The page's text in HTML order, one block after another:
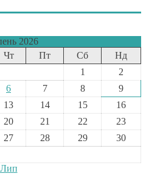
2026
Чт Пт Сб
Нд
1
2
6 7 8
9
13 14 15
16
20 21 22
23
27 28 29
30